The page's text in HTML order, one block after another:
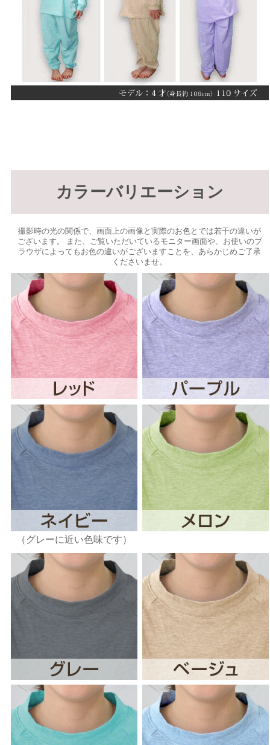
カラーバリエーション
撮影時の光の関係で、画面上の画像と実際のお色とでは若干の違いが
ございます。 また、ご覧いただいているモニター画面や、お使いのブ
ラウザによってもお色の違いがございますことを、あらかじめご了承
くださいませ。
（グレーに近い色味です）